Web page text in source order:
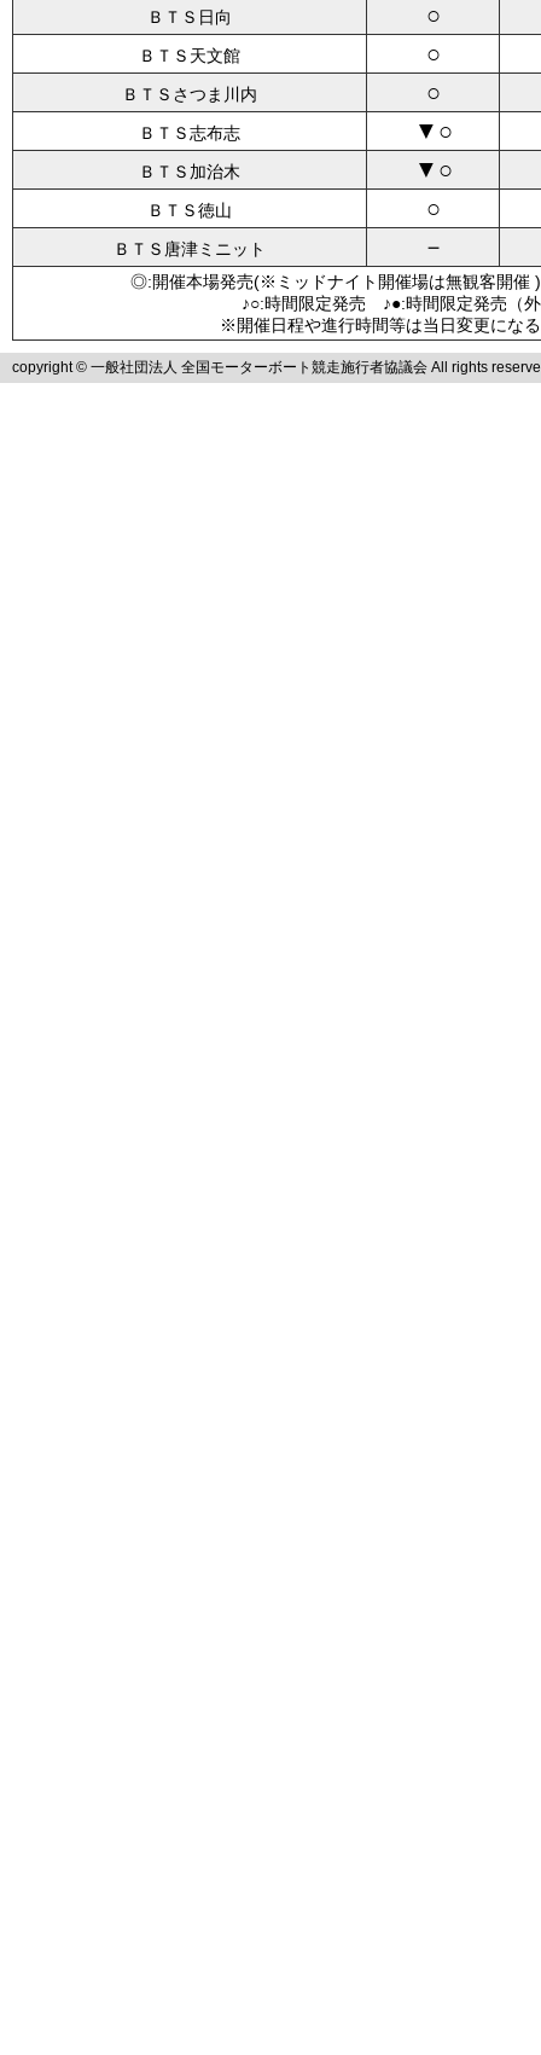
ＢＴＳ日向 ○
ＢＴＳ天文館 ○
ＢＴＳさつま川内 ○
ＢＴＳ志布志 ▼○
ＢＴＳ加治木 ▼○
ＢＴＳ徳山 ○
ＢＴＳ唐津ミニット －
◎:開催本場発売(※ミッドナイト開催場は無観客
♪○:時間限定発売 ♪●:時間限定発売
※開催日程や進行時間等は当日変更にな
copyright © 一般社団法人 全国モーターボート競走施行者協議会 All rights